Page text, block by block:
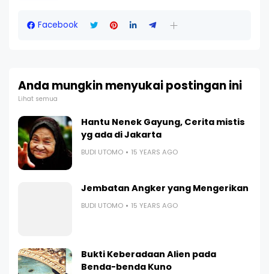
Facebook
Anda mungkin menyukai postingan ini
Lihat semua
Hantu Nenek Gayung, Cerita mistis
yg ada di Jakarta
BUDI UTOMO 15 YEARS AGO
Jembatan Angker yang Mengerikan
BUDI UTOMO 15 YEARS AGO
Bukti Keberadaan Alien pada
Benda-benda Kuno